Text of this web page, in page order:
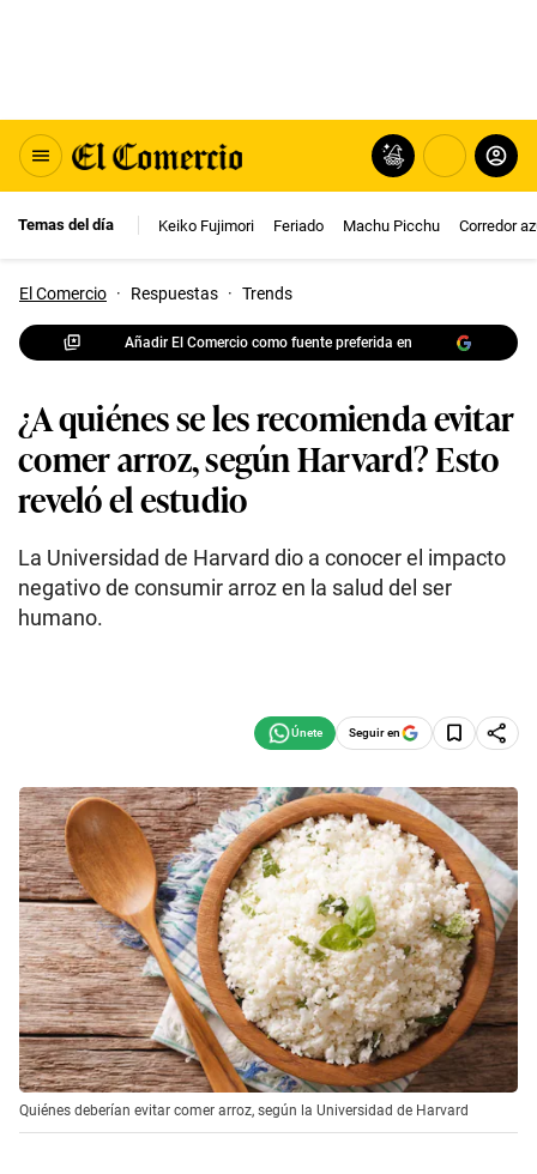
Temas del día Keiko Fujimori Feriado Machu Picchu Corredor
El Comercio · Respuestas · Trends
Añadir El Comercio como fuente preferida en
¿A quiénes se les recomienda evitar
comer arroz, según Harvard? Esto
reveló el estudio
La Universidad de Harvard dio a conocer el impacto
negativo de consumir arroz en la salud del ser
humano.
Seguir en
Quiénes deberían evitar comer arroz, según la Universidad de Harvard